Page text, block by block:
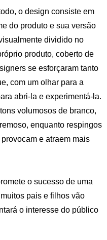
o design consiste em
do produto e sua versão
dividido no
produto, coberto de
se esforçaram tanto
com um olhar para a
abri-la e experimentá-la.
volumosos de branco,
enquanto respingos
e atraem mais
o sucesso de uma
pais e filhos vão
o interesse do público